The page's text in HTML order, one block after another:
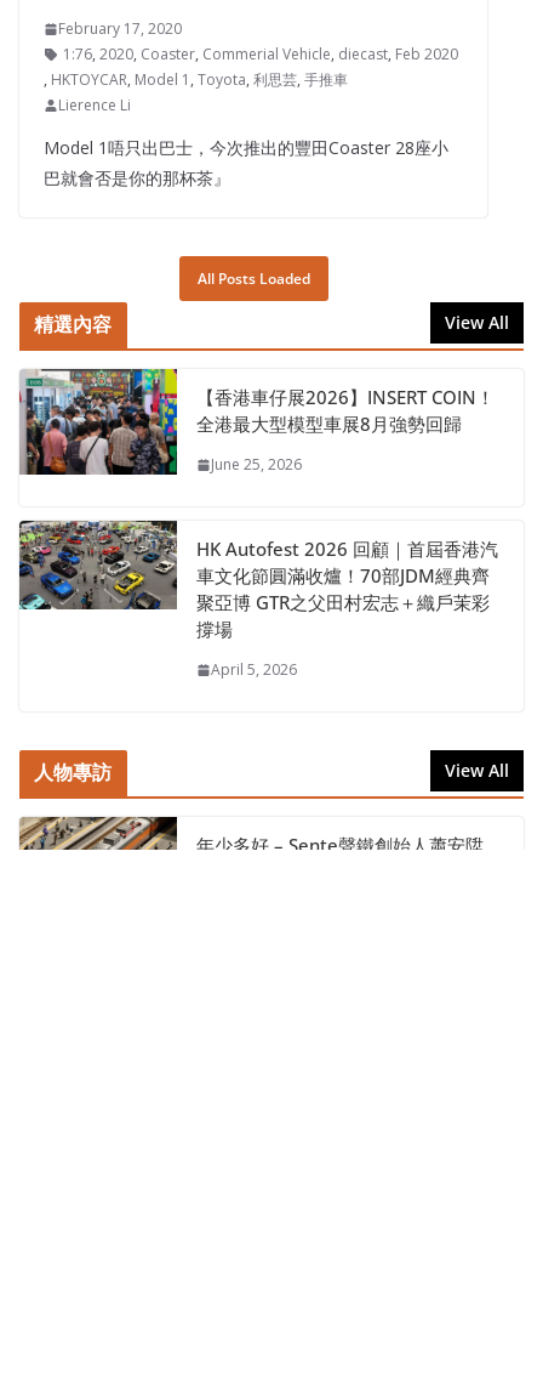
February 17, 2020
1:76, 2020, Coaster, Commerial Vehicle, diecast, Feb 2020
, HKTOYCAR, Model 1 , Toyota, 利思芸, 手推車
Lierence Li
Model 1唔只出巴士，今次推出的豐田Coaster 28座小
巴就會否是你的那杯茶』
All Posts Loaded
精選內容 View All
【香港車仔展2026】INSERT COIN！
全港最大型模型車展8月強勢回歸
June 25, 2026
HK Autofest 2026 回顧｜首屆香港汽
車文化節圓滿收爐！70部JDM經典齊
聚亞博 GTR之父田村宏志＋織戶茉彩
撐場
April 5, 2026
人物專訪 View All
年少多好 – Sente聲鐵創始人蕭安陞